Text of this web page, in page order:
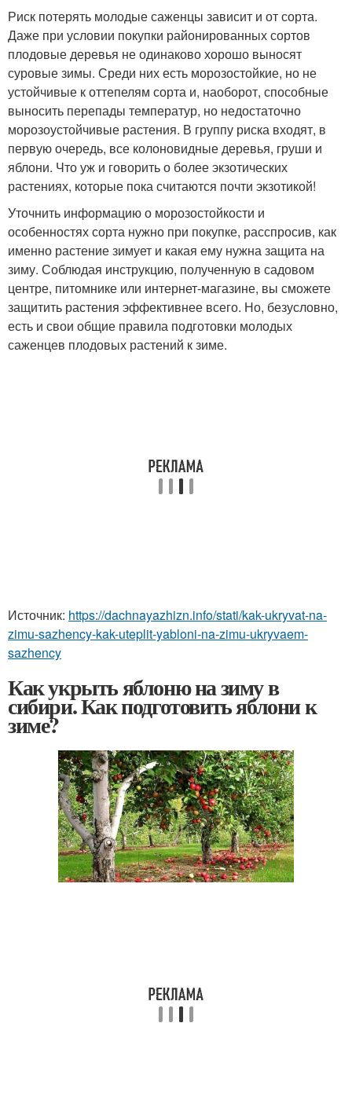
Риск потерять молодые саженцы зависит и от сорта.
Даже при условии покупки районированных сортов
плодовые деревья не одинаково хорошо выносят
суровые зимы. Среди них есть морозостойкие, но не
устойчивые к оттепелям сорта и, наоборот, способные
выносить перепады температур, но недостаточно
морозоустойчивые растения. В группу риска входят, в
первую очередь, все колоновидные деревья, груши и
яблони. Что уж и говорить о более экзотических
растениях, которые пока считаются почти экзотикой!
Уточнить информацию о морозостойкости и
особенностях сорта нужно при покупке, расспросив, как
именно растение зимует и какая ему нужна защита на
зиму. Соблюдая инструкцию, полученную в садовом
центре, питомнике или интернет-магазине, вы сможете
защитить растения эффективнее всего. Но, безусловно,
есть и свои общие правила подготовки молодых
саженцев плодовых растений к зиме.
Источник: https://dachnayazhizn.info/stati/kak-ukryvat-na-
zimu-sazhency-kak-uteplit-yabloni-na-zimu-ukryvaem-
sazhency
Как укрыть яблоню на зиму в
сибири. Как подготовить яблони к
зиме?